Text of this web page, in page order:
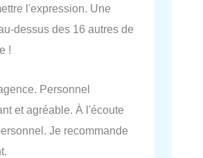
l'expression. Une
dessus des 16 autres de
!
Personnel
et agréable. À l'écoute
Je recommande